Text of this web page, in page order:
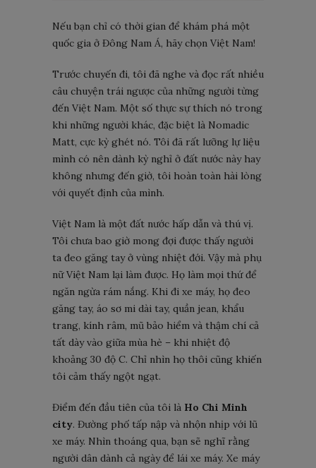
Nếu bạn chỉ có thời gian để khám phá một
quốc gia ở Đông Nam Á, hãy chọn Việt Nam!
Trước chuyến đi, tôi đã nghe và đọc rất nhiều
câu chuyện trái ngược của những người từng
đến Việt Nam. Một số thực sự thích nó trong
khi những người khác, đặc biệt là Nomadic
Matt, cực kỳ ghét nó. Tôi đã rất lưỡng lự liệu
mình có nên dành kỳ nghỉ ở đất nước này hay
không nhưng đến giờ, tôi hoàn toàn hài lòng
với quyết định của mình.
Việt Nam là một đất nước hấp dẫn và thú vị.
Tôi chưa bao giờ mong đợi được thấy người
ta đeo găng tay ở vùng nhiệt đới. Vậy mà phụ
nữ Việt Nam lại làm được. Họ làm mọi thứ để
ngăn ngừa rám nắng. Khi đi xe máy, họ đeo
găng tay, áo sơ mi dài tay, quần jean, khẩu
trang, kính râm, mũ bảo hiểm và thậm chí cả
tất dày vào giữa mùa hè – khi nhiệt độ
khoảng 30 độ C. Chỉ nhìn họ thôi cũng khiến
tôi cảm thấy ngột ngạt.
Điểm đến đầu tiên của tôi là Ho Chi Minh
city. Đường phố tấp nập và nhộn nhịp với lũ
xe máy. Nhìn thoáng qua, bạn sẽ nghĩ rằng
người dân dành cả ngày để lái xe máy. Xe máy